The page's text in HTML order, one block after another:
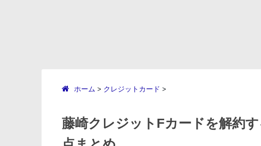
ホーム > クレジットカード >
藤崎クレジットFカードを解約